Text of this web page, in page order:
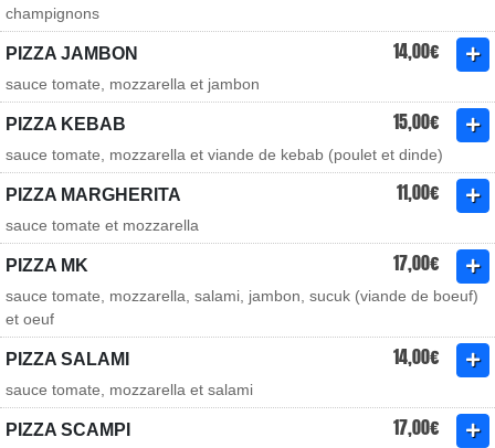
champignons
PIZZA JAMBON 14,00€
sauce tomate, mozzarella et jambon
PIZZA KEBAB 15,00€
sauce tomate, mozzarella et viande de kebab (poulet et dinde)
PIZZA MARGHERITA 11,00€
sauce tomate et mozzarella
PIZZA MK 17,00€
sauce tomate, mozzarella, salami, jambon, sucuk (viande de boeuf)
et oeuf
PIZZA SALAMI 14,00€
sauce tomate, mozzarella et salami
PIZZA SCAMPI 17,00€